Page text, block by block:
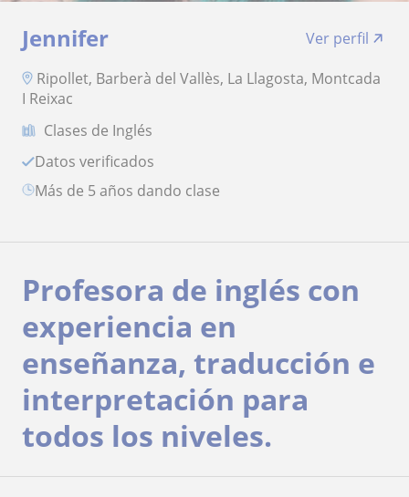
Jennifer
Ver perfil
Ripollet, Barberà del Vallès, La Llagosta, Montcada
I Reixac
Clases de Inglés
Datos verificados
más de 5 años dando clase
Profesora de inglés con
experiencia en
enseñanza, traducción e
interpretación para
todos los niveles.